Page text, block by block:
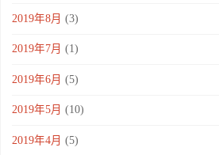
2019年8月 (3)
2019年7月 (1)
2019年6月 (5)
2019年5月 (10)
2019年4月 (5)